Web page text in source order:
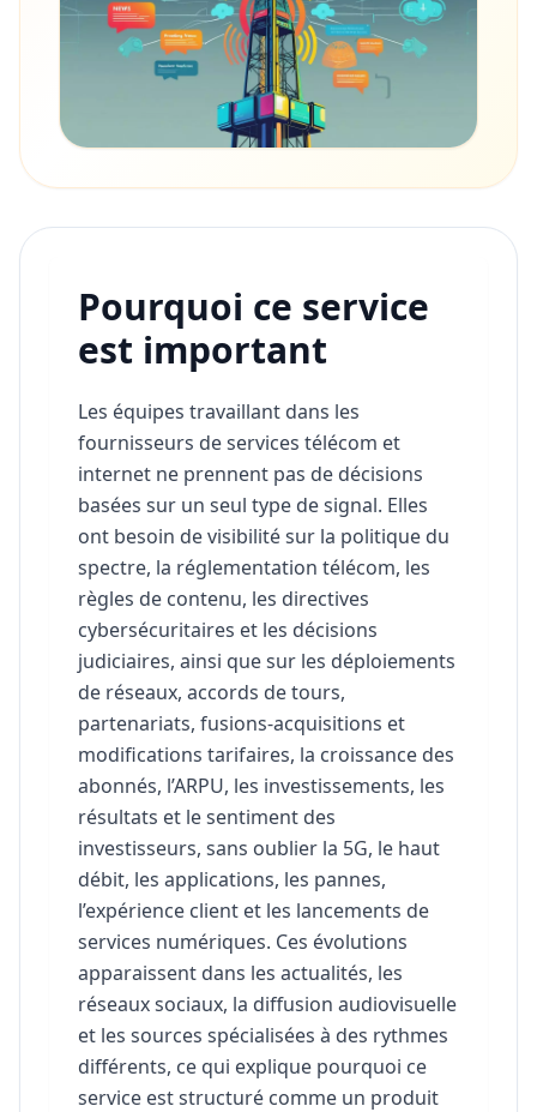
Pourquoi ce service
est important
Les équipes travaillant dans les
fournisseurs de services télécom et
internet ne prennent pas de décisions
basées sur un seul type de signal. Elles
ont besoin de visibilité sur la politique du
spectre, la réglementation télécom, les
règles de contenu, les directives
cybersécuritaires et les décisions
judiciaires, ainsi que sur les déploiements
de réseaux, accords de tours,
partenariats, fusions-acquisitions et
modifications tarifaires, la croissance des
abonnés, l’ARPU, les investissements, les
résultats et le sentiment des
investisseurs, sans oublier la 5G, le haut
débit, les applications, les pannes,
l’expérience client et les lancements de
services numériques. Ces évolutions
apparaissent dans les actualités, les
réseaux sociaux, la diffusion audiovisuelle
et les sources spécialisées à des rythmes
différents, ce qui explique pourquoi ce
service est structuré comme un produit